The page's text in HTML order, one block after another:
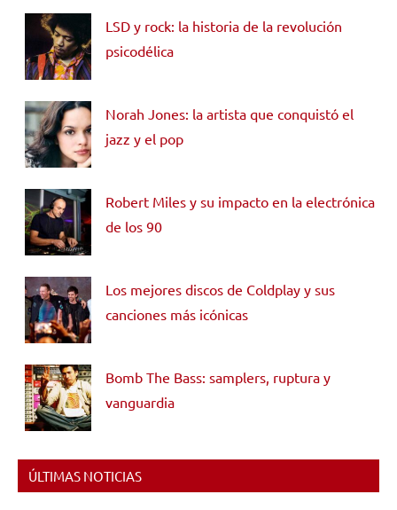
LSD y rock: la historia de la revolución
psicodélica
Norah Jones: la artista que conquistó el
jazz y el pop
Robert Miles y su impacto en la electrónica
de los 90
Los mejores discos de Coldplay y sus
canciones más icónicas
Bomb The Bass: samplers, ruptura y
vanguardia
ÚLTIMAS NOTICIAS